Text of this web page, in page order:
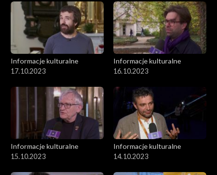
Informacje kulturalne
17.10.2023
Informacje kulturalne
16.10.2023
Informacje kulturalne
15.10.2023
Informacje kulturalne
14.10.2023